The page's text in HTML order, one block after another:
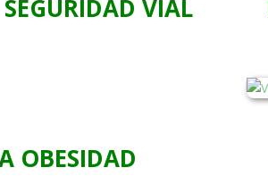
VIAL
OBESIDAD